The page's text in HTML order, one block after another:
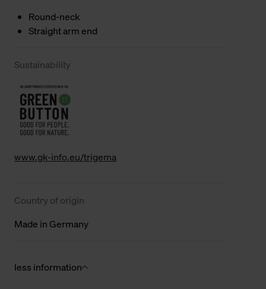
Round-neck
Straight arm end
Sustainability
www.gk-info.eu/trigema
Country of origin
Made in Germany
less information